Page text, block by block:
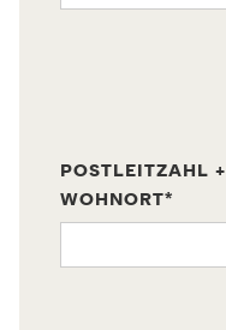
POSTLEITZAHL +
WOHNORT*